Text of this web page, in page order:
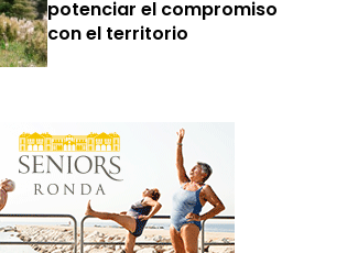
potenciar el compromiso
con el territorio